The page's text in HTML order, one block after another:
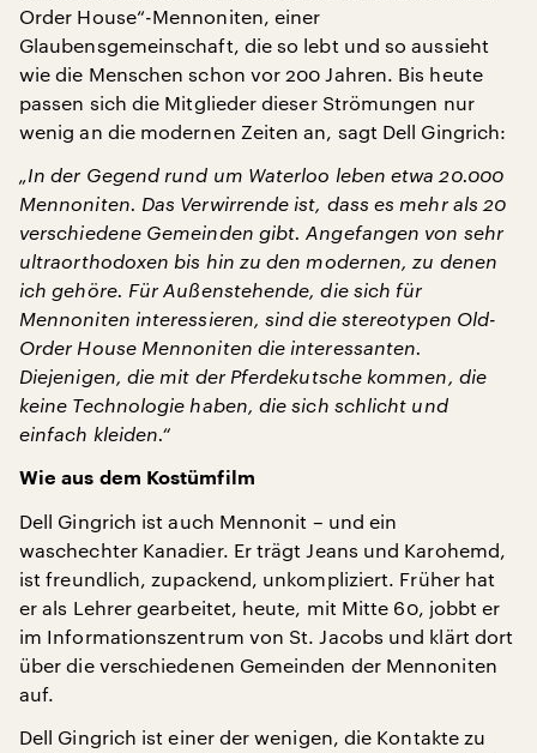
Order House“-Mennoniten, einer
Glaubensgemeinschaft, die so lebt und so aussieht
wie die Menschen schon vor 200 Jahren. Bis heute
passen sich die Mitglieder dieser Strömungen nur
wenig an die modernen Zeiten an, sagt Dell Gingrich:
„In der Gegend rund um Waterloo leben etwa 20.000
Mennoniten. Das Verwirrende ist, dass es mehr als 20
verschiedene Gemeinden gibt. Angefangen von sehr
ultraorthodoxen bis hin zu den modernen, zu denen
ich gehöre. Für Außenstehende, die sich für
Mennoniten interessieren, sind die stereotypen Old-
Order House Mennoniten die interessanten.
Diejenigen, die mit der Pferdekutsche kommen, die
keine Technologie haben, die sich schlicht und
einfach kleiden.“
Wie aus dem Kostümfilm
Dell Gingrich ist auch Mennonit – und ein
waschechter Kanadier. Er trägt Jeans und Karohemd,
ist freundlich, zupackend, unkompliziert. Früher hat
er als Lehrer gearbeitet, heute, mit Mitte 60, jobbt er
im Informationszentrum von St. Jacobs und klärt dort
über die verschiedenen Gemeinden der Mennoniten
auf.
Dell Gingrich ist einer der wenigen, die Kontakte zu